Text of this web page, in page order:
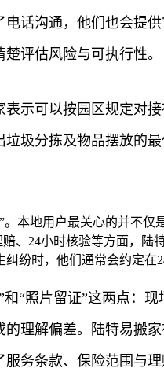
话沟通，他们也会提
评估风险与可执行性。
示可以按园区规定对
圾分拣及物品摆放的
本地用户最关心的并不
、24小时核验等方面，
纷时，他们通常会约定在
“照片留证”这两点：
理解偏差。陆特易搬
务条款、保险范围与